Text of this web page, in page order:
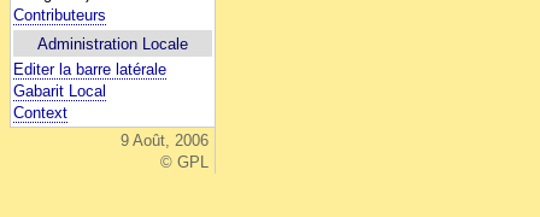
Contributeurs
Administration Locale
Editer la barre latérale
Gabarit Local
Context
9 Août, 2006
© GPL